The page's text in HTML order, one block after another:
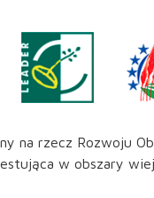
na rzecz Rozwoju
w obszary